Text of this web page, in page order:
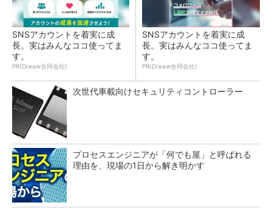
SNSアカウントを着実に成
長。実はみんなココ使ってま
す。
PR(Dreaw合同会社)
SNSアカウントを着実に成
長。実はみんなココ使ってま
す。
PR(Dreaw合同会社)
次世代車載向けセキュリティコントローラー
プロセスエンジニアが「何でも屋」と呼ばれる
理由を、現場の1日から解き明かす